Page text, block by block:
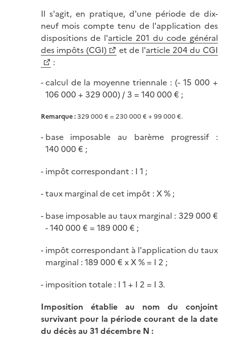
Il s'agit, en pratique, d'une période de dix-
neuf mois compte tenu de l'application des
dispositions de l'article 201 du code général
des impôts (CGI)
et de l'article 204 du CGI
:
calcul de la moyenne triennale : (- 15 000 +
106 000 + 329 000) / 3 = 140 000 € ;
Remarque :329 000 € = 230 000 € + 99 000 €.
base imposable au barème progressif :
140 000 € ;
impôt correspondant : I 1 ;
taux marginal de cet impôt : X % ;
base imposable au taux marginal : 329 000 €
- 140 000 € = 189 000 € ;
impôt correspondant à l'application du taux
marginal : 189 000 € x X % = I 2 ;
imposition totale : I 1 + I 2 = I 3.
Imposition établie au nom du conjoint
survivant pour la période courant de la date
du décès au 31 décembre N :